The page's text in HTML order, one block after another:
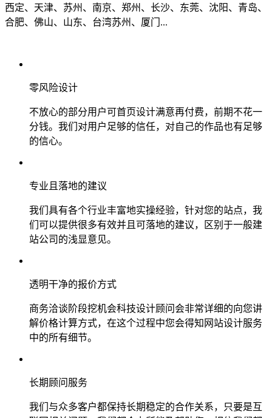
西定、天津、苏州、南京、郑州、长沙、东莞、沈阳、青岛、
合肥、佛山、山东、台湾苏州、厦门...
零风险设计
不放心的部分用户可首页设计满意再付费，前期不花一
分钱。我们对用户足够的信任，对自己的作品也有足够
的信心。
专业且落地的建议
我们具有各个行业丰富地实操经验，针对您的站点，我
们可以提供很多有效并且可落地的建议，区别于一般建
站公司的浅显意见。
透明干净的报价方式
商务洽谈阶段挖机会科技设计顾问会非常详细的向您讲
解价格计算方式，在这个过程中您会得知网站设计服务
中的所有细节。
长期顾问服务
我们与众多客户都保持长期稳定的合作关系，只要是互